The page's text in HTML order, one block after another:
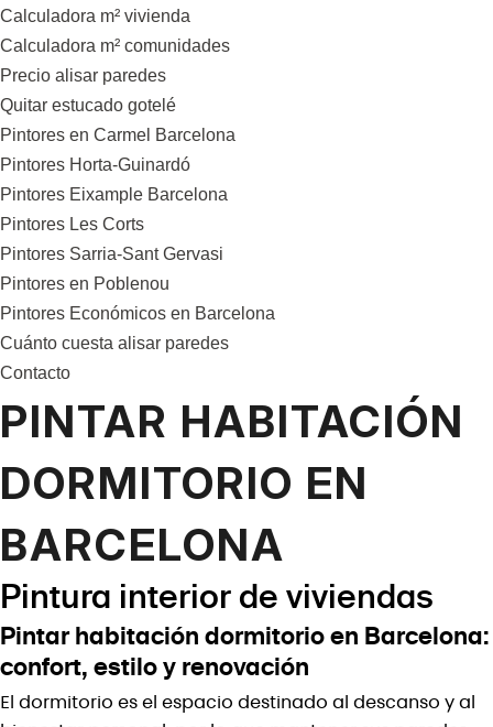
Calculadora m² vivienda
Calculadora m² comunidades
Precio alisar paredes
Quitar estucado gotelé
Pintores en Carmel Barcelona
Pintores Horta-Guinardó
Pintores Eixample Barcelona
Pintores Les Corts
Pintores Sarria-Sant Gervasi
Pintores en Poblenou
Pintores Económicos en Barcelona
Cuánto cuesta alisar paredes
Contacto
PINTAR HABITACIÓN
DORMITORIO EN
BARCELONA
Pintura interior de viviendas
Pintar habitación dormitorio en Barcelona:
confort, estilo y renovación
El dormitorio es el espacio destinado al descanso y al